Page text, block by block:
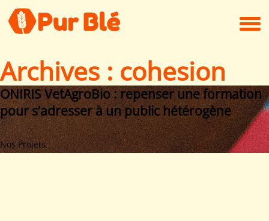
Archives : cohesion
ONIRIS VetAgroBio : repenser une formation
pour s’adresser à un public hétérogène
Nos Projets